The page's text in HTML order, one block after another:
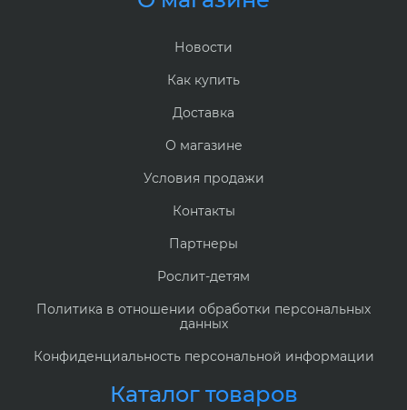
Новости
Как купить
Доставка
О магазине
Условия продажи
Контакты
Партнеры
Рослит-детям
Политика в отношении обработки персональных
данных
Конфиденциальность персональной информации
Каталог товаров